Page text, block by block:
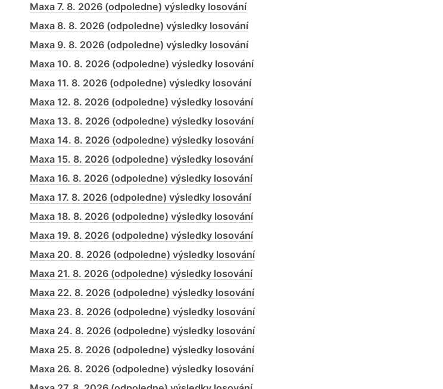
Maxa 7. 8. 2026 (odpoledne) výsledky losování
Maxa 8. 8. 2026 (odpoledne) výsledky losování
Maxa 9. 8. 2026 (odpoledne) výsledky losování
Maxa 10. 8. 2026 (odpoledne) výsledky losování
Maxa 11. 8. 2026 (odpoledne) výsledky losování
Maxa 12. 8. 2026 (odpoledne) výsledky losování
Maxa 13. 8. 2026 (odpoledne) výsledky losování
Maxa 14. 8. 2026 (odpoledne) výsledky losování
Maxa 15. 8. 2026 (odpoledne) výsledky losování
Maxa 16. 8. 2026 (odpoledne) výsledky losování
Maxa 17. 8. 2026 (odpoledne) výsledky losování
Maxa 18. 8. 2026 (odpoledne) výsledky losování
Maxa 19. 8. 2026 (odpoledne) výsledky losování
Maxa 20. 8. 2026 (odpoledne) výsledky losování
Maxa 21. 8. 2026 (odpoledne) výsledky losování
Maxa 22. 8. 2026 (odpoledne) výsledky losování
Maxa 23. 8. 2026 (odpoledne) výsledky losování
Maxa 24. 8. 2026 (odpoledne) výsledky losování
Maxa 25. 8. 2026 (odpoledne) výsledky losování
Maxa 26. 8. 2026 (odpoledne) výsledky losování